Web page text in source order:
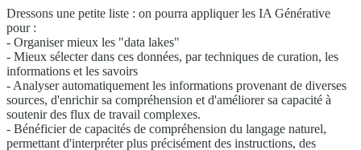
Dressons une petite liste : on pourra appliquer les IA Générative
pour :
- Organiser mieux les "data lakes"
- Mieux sélecter dans ces données, par techniques de curation, les
informations et les savoirs
- Analyser automatiquement les informations provenant de diverses
sources, d'enrichir sa compréhension et d'améliorer sa capacité à
soutenir des flux de travail complexes.
- Bénéficier de capacités de compréhension du langage naturel,
permettant d'interpréter plus précisément des instructions, des